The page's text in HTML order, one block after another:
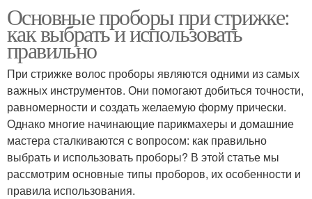
Основные проборы при стрижке:
как выбрать и использовать
правильно
При стрижке волос проборы являются одними из самых
важных инструментов. Они помогают добиться точности,
равномерности и создать желаемую форму прически.
Однако многие начинающие парикмахеры и домашние
мастера сталкиваются с вопросом: как правильно
выбрать и использовать проборы? В этой статье мы
рассмотрим основные типы проборов, их особенности и
правила использования.